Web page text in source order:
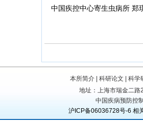
中国疾控中心寄生虫病所 郑
本所简介 科研论文
科学
地址：上海市瑞金二
中国疾病预防控
沪ICP备06036728号-6 相